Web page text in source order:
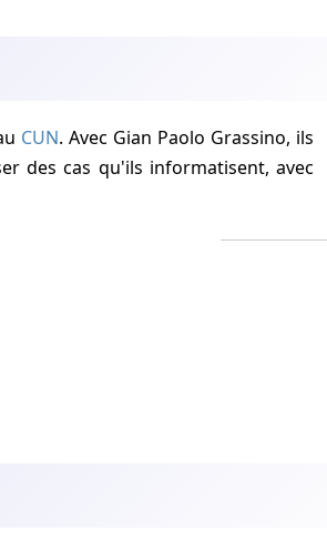
CUN. Avec Gian Paolo Grassino, ils
des cas qu'ils informatisent, avec